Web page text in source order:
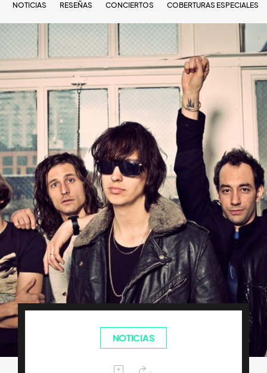
NOTICIAS RESEÑAS CONCIERTOS COBERTURAS ESPECIALES
NOTICIAS